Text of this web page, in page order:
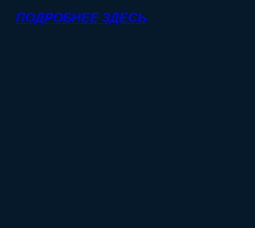
ПОДРОБНЕЕ ЗДЕСЬ